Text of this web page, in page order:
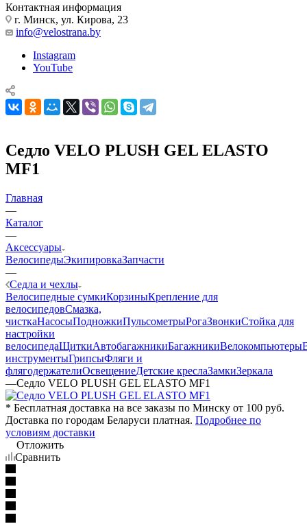
Контактная информация
г. Минск, ул. Кирова, 23
info@velostrana.by
Instagram
YouTube
Седло VELO PLUSH GEL ELASTO
MF1
Главная
—
Каталог
—
Аксессуары
ВелосипедыЭкипировкаЗапчасти
—
Седла и чехлы
Велосипедные сумкиКорзиныКрепление для
велосипедовСмазка,
чисткаНасосыПодножкиПульсометрыРогаЗвонкиСтойка для
настройки
велосипедаЩиткиАвтобагажникиБагажникиВелокомпьютеры
инструментыГрипсыФляги и
флягодержателиОсвещениеДетские креслаЗамкиЗеркала
—Седло VELO PLUSH GEL ELASTO MF1
* Бесплатная доставка на все заказы по Минску от 100 руб.
Доставка по городам Беларуси платная. Подробнее по
условиям доставки
Отложить
Сравнить